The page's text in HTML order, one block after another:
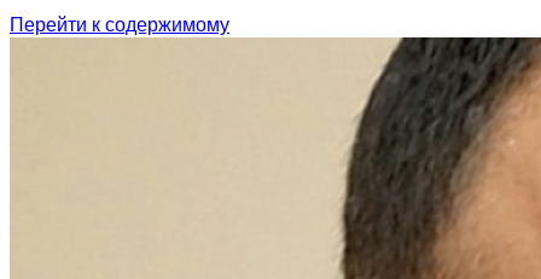
Перейти к содержимому